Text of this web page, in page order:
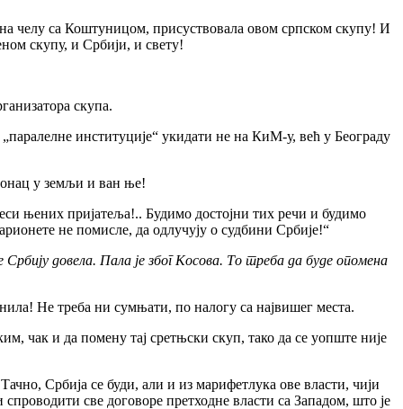
челу са Коштуницом, присуствовала овом српском скупу! И
скупу, и Србији, и свету!
скупа.
институције“ укидати не на КиМ-у, већ у Београду
у земљи и ван ње!
њених пријатеља!.. Будимо достојни тих речи и будимо
не помисле, да одлучују о судбини Србије!“
Србију довела. Пала је због Косова. То треба да буде опомена
Не треба ни сумњати, по налогу са највишег места.
чак и да помену тај сретњски скуп, тако да се уопште није
Тачно, Србија се буди, али и из марифетлука ове власти, чији
све договоре претходне власти са Западом, што је